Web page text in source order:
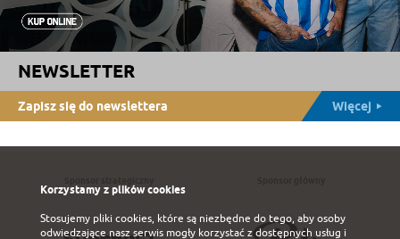
NEWSLETTER
Zapisz się do newslettera Więcej
Korzystamy z plików cookies
Stosujemy pliki cookies, które są niezbędne do tego, aby osoby
odwiedzające nasz serwis mogły korzystać z dostępnych usług i